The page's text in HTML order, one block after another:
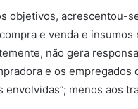
acrescentou-se o
e venda e
não gera
e os
menos aos